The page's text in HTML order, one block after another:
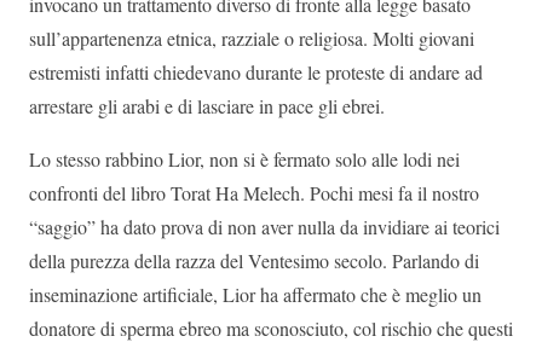
sull’appartenenza etnica, razziale o religiosa. Molti giovani
estremisti infatti chiedevano durante le proteste di andare ad
arrestare gli arabi e di lasciare in pace gli ebrei.
Lo stesso rabbino Lior, non si è fermato solo alle lodi nei
confronti del libro Torat Ha Melech. Pochi mesi fa il nostro
“saggio” ha dato prova di non aver nulla da invidiare ai teorici
della purezza della razza del Ventesimo secolo. Parlando di
inseminazione artificiale, Lior ha affermato che è meglio un
donatore di sperma ebreo ma sconosciuto, col rischio che questi